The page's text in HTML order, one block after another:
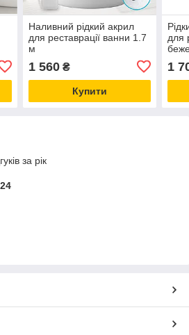
Наливний рідкий акрил
для реставрації ванни 1.7
м
1 560₴
Купити
для
1
за рік